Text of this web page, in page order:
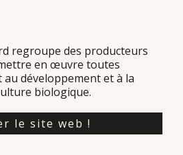
regroupe des producteurs
en œuvre toutes
développement et à la
biologique.
le site web !